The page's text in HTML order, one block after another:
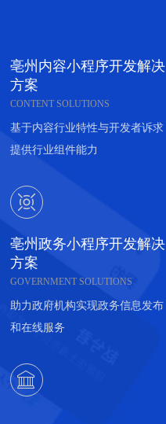
亳州内容小程序开发解决
方案
CONTENT SOLUTIONS
基于内容行业特性与开发者诉求
提供行业组件能力

亳州政务小程序开发解决
方案
GOVERNMENT SOLUTIONS
助力政府机构实现政务信息发布
和在线服务
